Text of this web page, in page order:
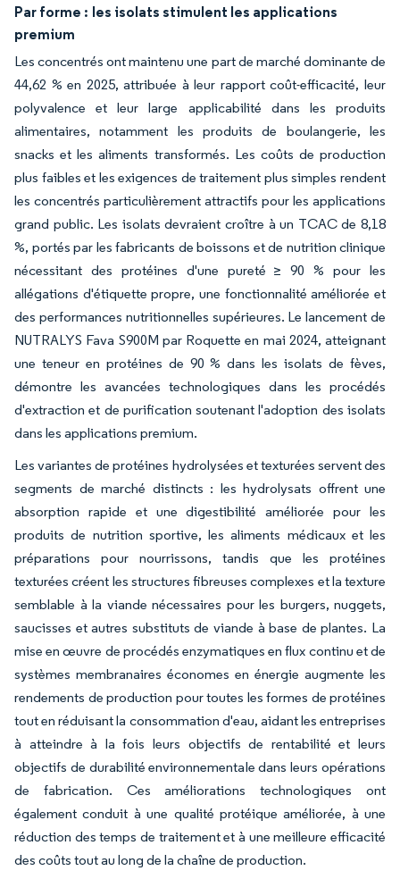
Par forme : les isolats stimulent les applications
premium
Les concentrés ont maintenu une part de marché dominante de
44,62 % en 2025, attribuée à leur rapport coût-efficacité, leur
polyvalence et leur large applicabilité dans les produits
alimentaires, notamment les produits de boulangerie, les
snacks et les aliments transformés. Les coûts de production
plus faibles et les exigences de traitement plus simples rendent
les concentrés particulièrement attractifs pour les applications
grand public. Les isolats devraient croître à un TCAC de 8,18
%, portés par les fabricants de boissons et de nutrition clinique
nécessitant des protéines d'une pureté ≥ 90 % pour les
allégations d'étiquette propre, une fonctionnalité améliorée et
des performances nutritionnelles supérieures. Le lancement de
NUTRALYS Fava S900M par Roquette en mai 2024, atteignant
une teneur en protéines de 90 % dans les isolats de fèves,
démontre les avancées technologiques dans les procédés
d'extraction et de purification soutenant l'adoption des isolats
dans les applications premium.
Les variantes de protéines hydrolysées et texturées servent des
segments de marché distincts : les hydrolysats offrent une
absorption rapide et une digestibilité améliorée pour les
produits de nutrition sportive, les aliments médicaux et les
préparations pour nourrissons, tandis que les protéines
texturées créent les structures fibreuses complexes et la texture
semblable à la viande nécessaires pour les burgers, nuggets,
saucisses et autres substituts de viande à base de plantes. La
mise en œuvre de procédés enzymatiques en flux continu et de
systèmes membranaires économes en énergie augmente les
rendements de production pour toutes les formes de protéines
tout en réduisant la consommation d'eau, aidant les entreprises
à atteindre à la fois leurs objectifs de rentabilité et leurs
objectifs de durabilité environnementale dans leurs opérations
de fabrication. Ces améliorations technologiques ont
également conduit à une qualité protéique améliorée, à une
réduction des temps de traitement et à une meilleure efficacité
des coûts tout au long de la chaîne de production.